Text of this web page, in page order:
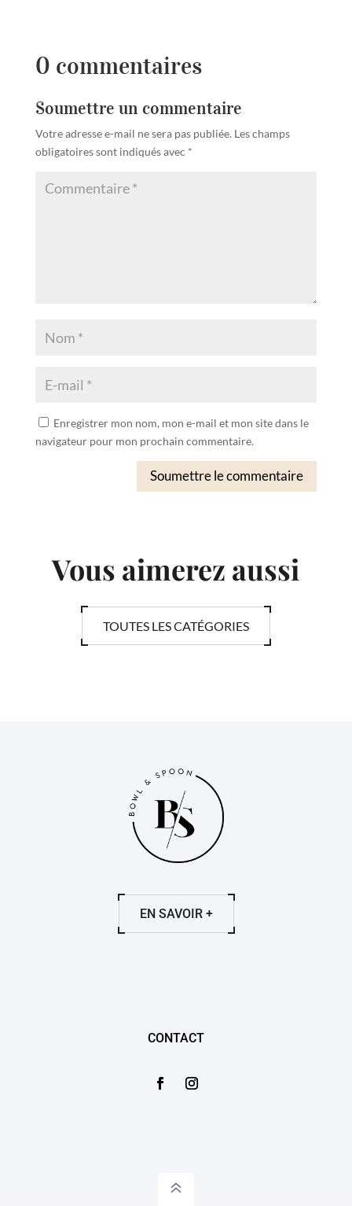
0 commentaires
Soumettre un commentaire
Votre adresse e-mail ne sera pas publiée. Les champs
obligatoires sont indiqués avec *
Enregistrer mon nom, mon e-mail et mon site dans le
navigateur pour mon prochain commentaire.
Soumettre le commentaire
Vous aimerez aussi
TOUTES LES CATÉGORIES
EN SAVOIR +
CONTACT
6